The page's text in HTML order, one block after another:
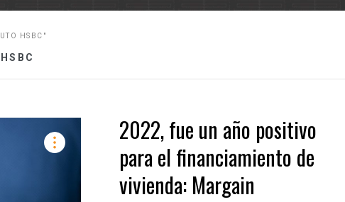
HSBC"
2022, fue un año positivo
para el financiamiento de
vivienda: Margain